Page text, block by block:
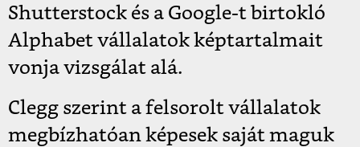
Shutterstock és a Google-t birtokló
Alphabet vállalatok képtartalmait
vonja vizsgálat alá.
Clegg szerint a felsorolt vállalatok
megbízhatóan képesek saját maguk